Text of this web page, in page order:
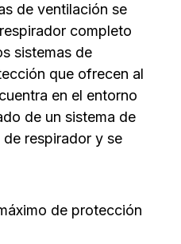
de ventilación se
completo
sistemas de
que ofrecen al
en el entorno
de un sistema de
respirador y se
de protección